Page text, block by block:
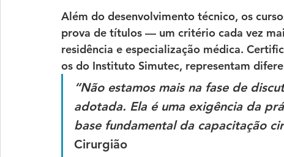
Além do desenvolvimento técnico, os
prova de títulos — um critério cada vez
residência e especialização médica.
os do Instituto Simutec, representam
“Não estamos mais na fase de
adotada. Ela é uma exigência da
base fundamental da capacitação
Cirurgião